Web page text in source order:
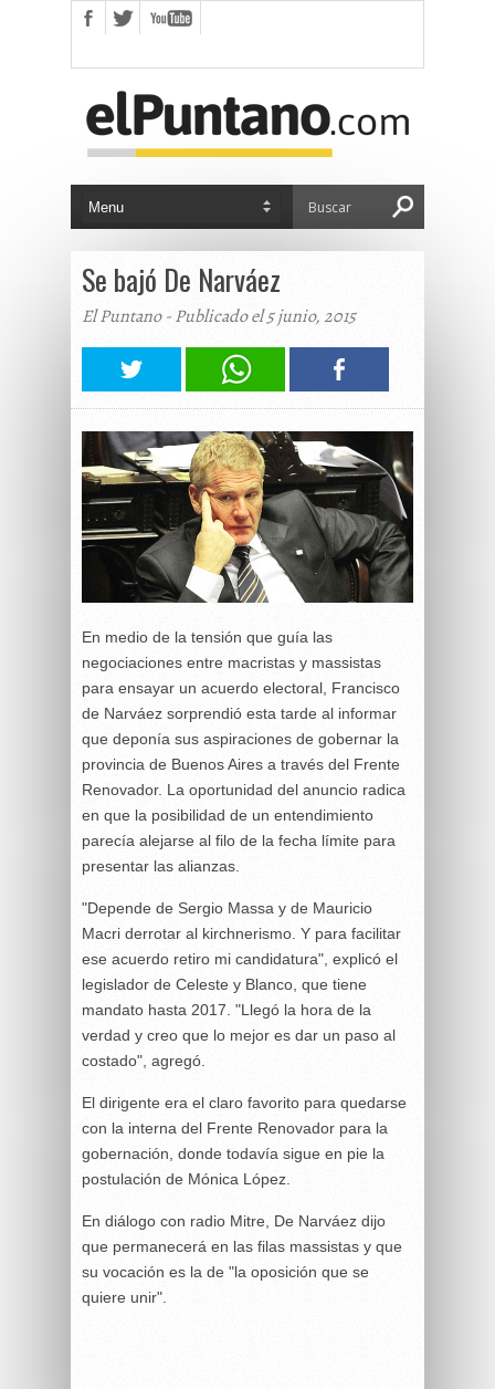
Se bajó De Narváez
El Puntano - Publicado el 5 junio, 2015
En medio de la tensión que guía las
negociaciones entre macristas y massistas
para ensayar un acuerdo electoral, Francisco
de Narváez sorprendió esta tarde al informar
que deponía sus aspiraciones de gobernar la
provincia de Buenos Aires a través del Frente
Renovador. La oportunidad del anuncio radica
en que la posibilidad de un entendimiento
parecía alejarse al filo de la fecha límite para
presentar las alianzas.
"Depende de Sergio Massa y de Mauricio
Macri derrotar al kirchnerismo. Y para facilitar
ese acuerdo retiro mi candidatura", explicó el
legislador de Celeste y Blanco, que tiene
mandato hasta 2017. "Llegó la hora de la
verdad y creo que lo mejor es dar un paso al
costado", agregó.
El dirigente era el claro favorito para quedarse
con la interna del Frente Renovador para la
gobernación, donde todavía sigue en pie la
postulación de Mónica López.
En diálogo con radio Mitre, De Narváez dijo
que permanecerá en las filas massistas y que
su vocación es la de "la oposición que se
quiere unir".